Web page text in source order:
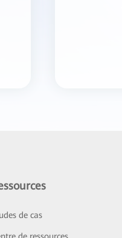
de cas
de ressources